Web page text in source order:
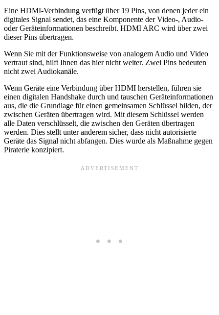
Eine HDMI-Verbindung verfügt über 19 Pins, von denen jeder ein
digitales Signal sendet, das eine Komponente der Video-, Audio-
oder Geräteinformationen beschreibt. HDMI ARC wird über zwei
dieser Pins übertragen.
Wenn Sie mit der Funktionsweise von analogem Audio und Video
vertraut sind, hilft Ihnen das hier nicht weiter. Zwei Pins bedeuten
nicht zwei Audiokanäle.
Wenn Geräte eine Verbindung über HDMI herstellen, führen sie
einen digitalen Handshake durch und tauschen Geräteinformationen
aus, die die Grundlage für einen gemeinsamen Schlüssel bilden, der
zwischen Geräten übertragen wird. Mit diesem Schlüssel werden
alle Daten verschlüsselt, die zwischen den Geräten übertragen
werden. Dies stellt unter anderem sicher, dass nicht autorisierte
Geräte das Signal nicht abfangen. Dies wurde als Maßnahme gegen
Piraterie konzipiert.